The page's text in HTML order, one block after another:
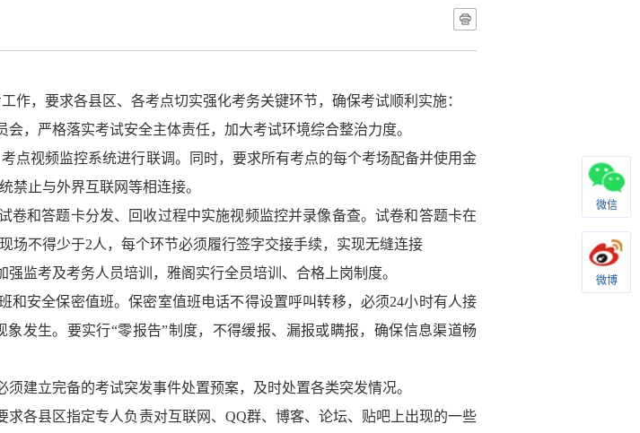
作，要求各县区、各考点切实强化考务关键环节，确保考试顺利实施：
，严格落实考试安全主体责任，加大考试环境综合整治力度。
点视频监控系统进行联调。同时，要求所有考点的每个考场配备并使用金
禁止与外界互联网等相连接。
卷和答题卡分发、回收过程中实施视频监控并录像备查。试卷和答题卡在
场不得少于2人，每个环节必须履行签字交接手续，实现无缝连接
监考及考务人员培训，雅阁实行全员培训、合格上岗制度。
和安全保密值班。保密室值班电话不得设置呼叫转移，必须24小时有人接
发生。要实行“零报告”制度，不得缓报、漏报或瞒报，确保信息渠道畅
建立完备的考试突发事件处置预案，及时处置各类突发情况。
求各县区指定专人负责对互联网、 QQ群、博客、论坛、贴吧上出现的一些
微信
微博